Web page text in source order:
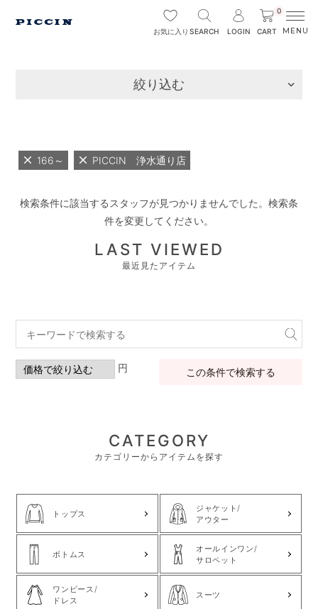
お気に入り SEARCH LOGIN
0
CART
絞り込む
166～ PICCIN 浄水通り店
検索条件に該当するスタッフが見つかりませんでした。検索条
件を変更してください。
LAST VIEWED
最近見たアイテム
円 この条件で検索する
CATEGORY
カテゴリーからアイテムを探す
トップス
ジャケット/
アウター
ボトムス
オールインワン/
サロペット
ワンピース/
ドレス
スーツ